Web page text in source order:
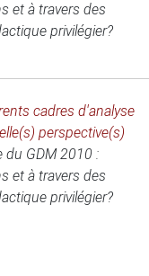
et à travers des
privilégier?
cadres d'analyse
perspective(s)
du GDM 2010 :
et à travers des
privilégier?